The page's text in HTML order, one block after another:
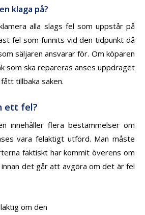
klaga på?
alla slags fel som uppstår på
fel som funnits vid den tidpunkt då
säljaren ansvarar för. Om köparen
som ska repareras anses uppdraget
tillbaka saken.
ett fel?
innehåller flera bestämmelser om
vara felaktigt utförd. Man måste
faktiskt har kommit överens om
det går att avgöra om det är fel
om den